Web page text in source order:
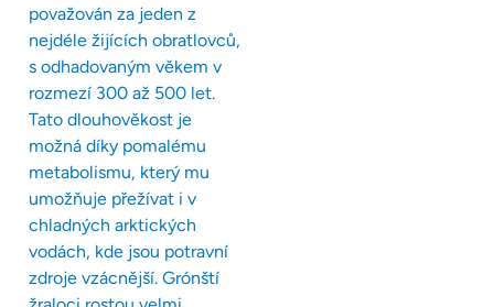
považován za jeden z
nejdéle žijících obratlovců,
s odhadovaným věkem v
rozmezí 300 až 500 let.
Tato dlouhověkost je
možná díky pomalému
metabolismu, který mu
umožňuje přežívat i v
chladných arktických
vodách, kde jsou potravní
zdroje vzácnější. Grónští